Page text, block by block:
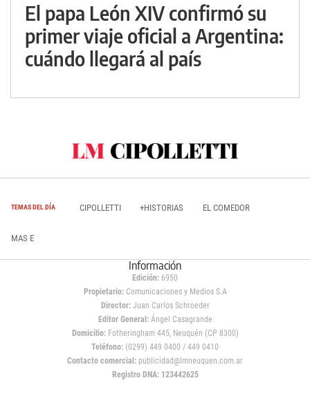
El papa León XIV confirmó su
primer viaje oficial a Argentina:
cuándo llegará al país
TEMAS DEL DÍA CIPOLLETTI +HISTORIAS EL COMEDOR
MAS E
Información
Edición: 6950
Propietario:Comunicaciones y Medios S.A
Director: Juan Carlos Schroeder
Editor General:Ángel Casagrande
Domicilio:Fotheringham 445, Neuquén (CP 8300)
Teléfono: (0299) 449 0400 / 449 0410
Contacto comercial: publicidad@lmneuquen.com.ar
Registro DNA: 123442625